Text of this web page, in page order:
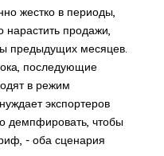
жестко в периоды,
нарастить продажи,
предыдущих месяцев.
последующие
в режим
экспортеров
демпфировать, чтобы
- оба сценария